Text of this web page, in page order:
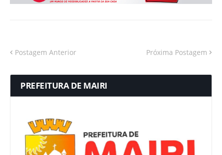
Postagem Anterior Próxima Postagem
PREFEITURA DE MAIRI